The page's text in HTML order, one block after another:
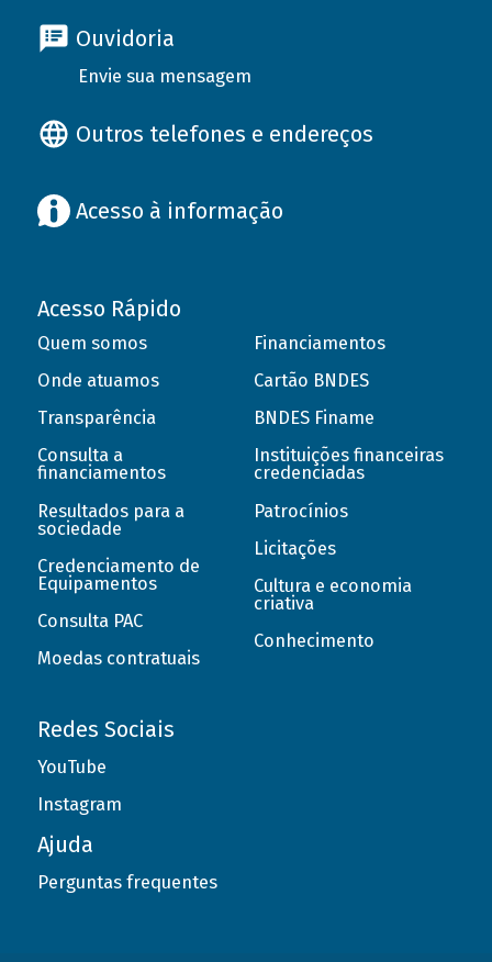
Ouvidoria
Envie sua mensagem
Outros telefones e endereços
Acesso à informação
Acesso Rápido
Quem somos
Onde atuamos
Transparência
Consulta a
financiamentos
Resultados para a
sociedade
Credenciamento de
Equipamentos
Consulta PAC
Moedas contratuais
Financiamentos
Cartão BNDES
BNDES Finame
Instituições financeiras
credenciadas
Patrocínios
Licitações
Cultura e economia
criativa
Conhecimento
Redes Sociais
YouTube
Instagram
Ajuda
Perguntas frequentes